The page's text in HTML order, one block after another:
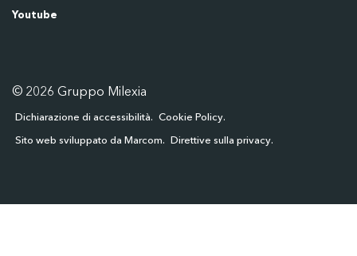
Youtube
© 2026 Gruppo Milexia
Dichiarazione di accessibilità Cookie Policy
Sito web sviluppato da Marcom Direttive sulla privacy